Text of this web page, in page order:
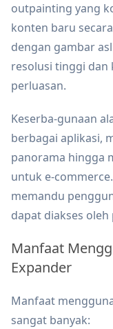
outpainting yang
konten baru
dengan gambar
resolusi tinggi dan
perluasan.
Keserba-gunaan
berbagai aplikasi,
panorama hingga
untuk e-
memandu
dapat diakses
Manfaat
Expander
Manfaat
sangat banyak: